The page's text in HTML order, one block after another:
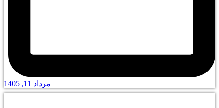
مرداد 11, 1405